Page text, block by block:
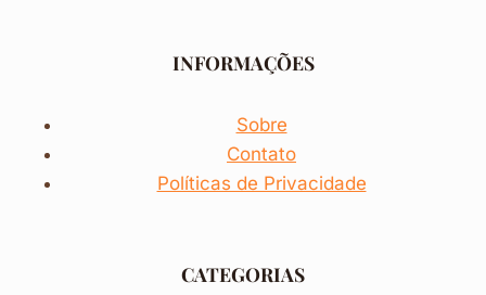
INFORMAÇÕES
Sobre
Contato
Políticas de Privacidade
CATEGORIAS